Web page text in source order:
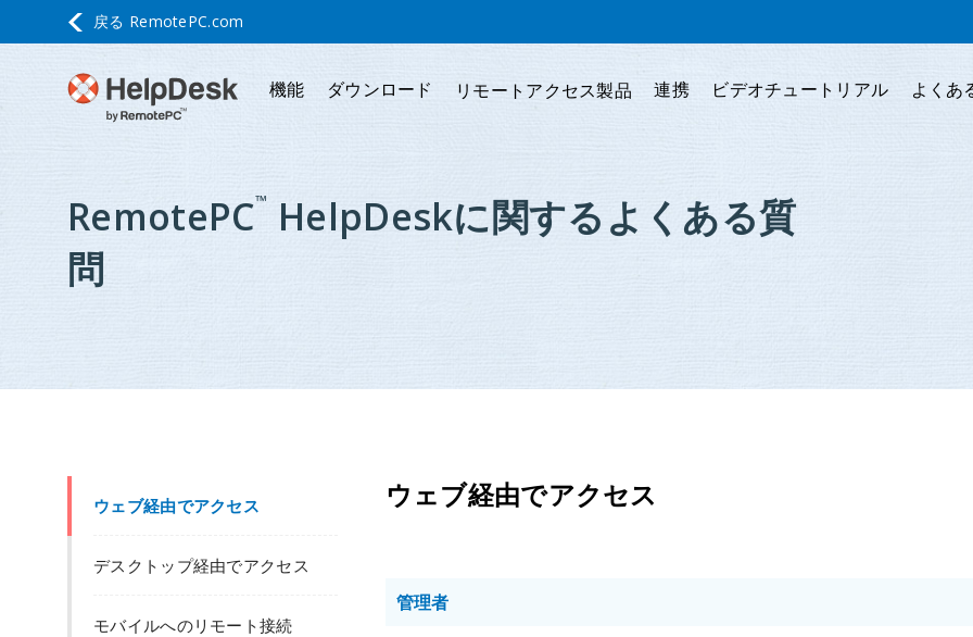
戻る RemotePC.com
機能 ダウンロード リモートアクセス製品 連携 ビデオチュートリアル よくあ
RemotePC™
HelpDeskに関するよくある質
問
ウェブ経由でアクセス
デスクトップ経由でアクセス
モバイルへのリモート接続
ウェブ経由でアクセス
管理者